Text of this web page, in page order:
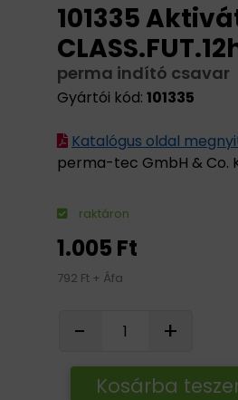
101335
perma indító csavar
Gyártói kód: 101335
Katalógus oldal
perma-tec GmbH & Co.
raktáron
1.005 Ft
792 Ft + Áfa
- +
Kosárba